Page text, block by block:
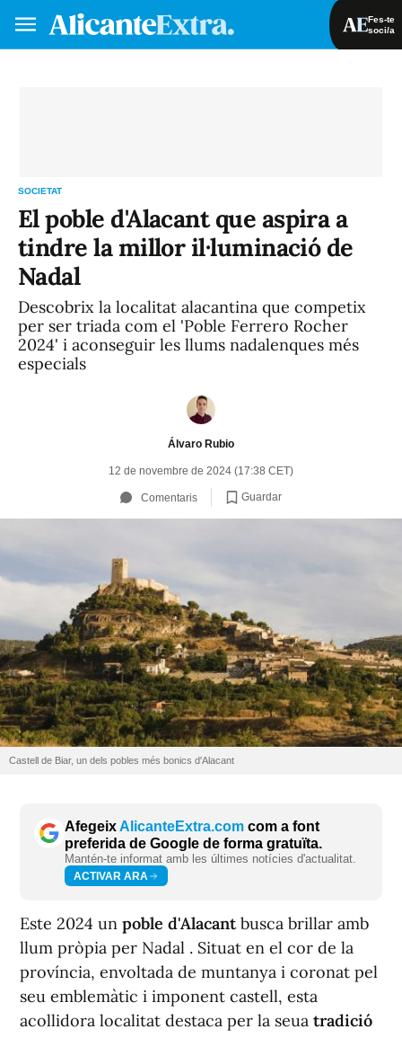
Fes-te
soci/a
SOCIETAT
El poble d'Alacant que aspira a
tindre la millor il·luminació de
Nadal
Descobrix la localitat alacantina que competix
per ser triada com el 'Poble Ferrero Rocher
2024' i aconseguir les llums nadalenques més
especials
Álvaro Rubio
12 de novembre de 2024 (17:38 CET)
Comentaris Guardar
Castell de Biar, un dels pobles més bonics d'Alacant
AfegeixAlicanteExtra.com com a font
preferida de Google de forma gratuïta.
Mantén-te informat amb les últimes notícies d'actualitat.
ACTIVAR ARA
Este 2024 un poble d'Alacantbusca brillar amb
llum pròpia per Nadal . Situat en el cor de la
província, envoltada de muntanya i coronat pel
seu emblemàtic i imponent castell, esta
acollidora localitat destaca per la seua tradició